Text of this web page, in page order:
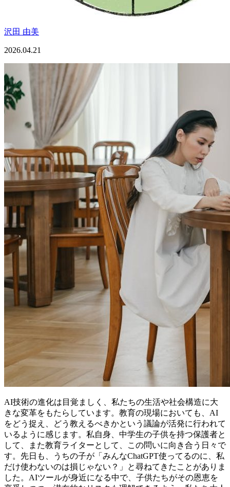
沢田 由美
2026.04.21
AI技術の進化は目覚ましく、私たちの生活や社会構造に大
きな変革をもたらしています。教育の現場においても、AI
をどう捉え、どう教えるべきかという議論が活発に行われて
いるように感じます。私自身、中学生の子供を持つ保護者と
して、また教育ライターとして、この問いに向き合う日々で
す。先日も、うちの子が「みんなChatGPT使ってるのに、私
だけ使わないのは損じゃない？」と尋ねてきたことがありま
した。AIツールが身近になる中で、子供たちがその恩恵を